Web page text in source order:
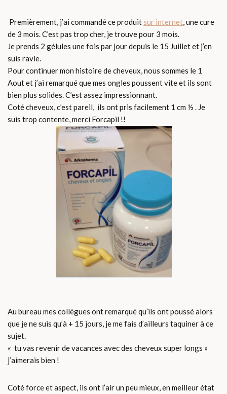
Premièrement, j’ai commandé ce produitsur internet, une cure
de 3 mois. C’est pas trop cher, je trouve pour 3 mois.
Je prends 2 gélules une fois par jour depuis le 15 Juillet et j’en
suis ravie.
Pour continuer mon histoire de cheveux, nous sommes le 1
Aout et j’ai remarqué que mes ongles poussent vite et ils sont
bien plus solides. C’est assez impressionnant.
Coté cheveux, c’est pareil, ils ont pris facilement 1 cm ½ . Je
suis trop contente, merci Forcapil !!
Au bureau mes collègues ont remarqué qu’ils ont poussé alors
que je ne suis qu’à + 15 jours, je me fais d’ailleurs taquiner à ce
sujet.
« tu vas revenir de vacances avec des cheveux super longs »
j’aimerais bien !
Coté force et aspect, ils ont l’air un peu mieux, en meilleur état